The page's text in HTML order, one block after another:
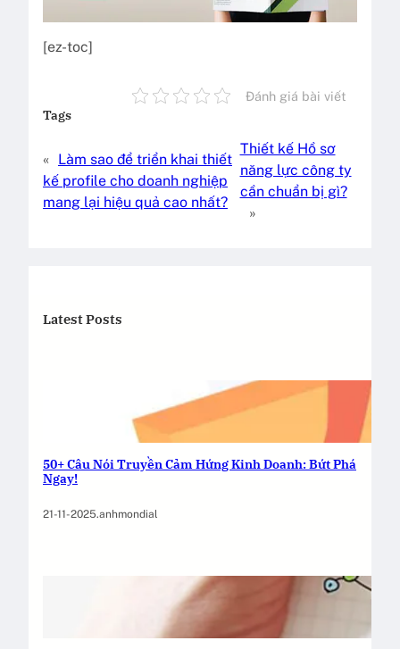
[ez-toc]
Đánh giá bài viết
Tags
« Làm sao để triển khai thiết
kế profile cho doanh nghiệp
mang lại hiệu quả cao nhất?
Thiết kế Hồ sơ
năng lực công ty
cần chuẩn bị gì?
»
Latest Posts
50+ Câu Nói Truyền Cảm Hứng Kinh Doanh: Bứt Phá
Ngay!
21-11-2025.anhmondial